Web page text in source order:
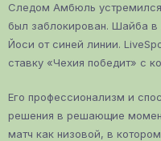
Следом Амбюль
был заблокирован. Шайба
Йоси от синей линии.
ставку «Чехия победит» с
Его профессионализм и
решения в решающие
матч как низовой, в